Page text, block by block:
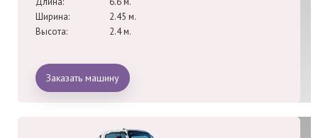
Ширина:
2.45 м.
Высота:
2.4 м.
Заказать машину